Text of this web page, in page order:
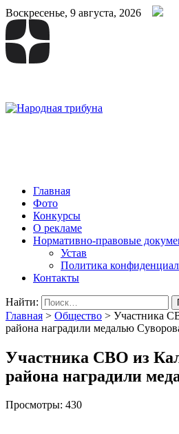
Воскресенье, 9 августа, 2026
Главная
Фото
Конкурсы
О рекламе
Нормативно-правовые
Устав
Политика
Контакты
Найти:
Главная > Общество > Участника
района наградили медалью
Участника СВО из
района наградили
Просмотры: 430